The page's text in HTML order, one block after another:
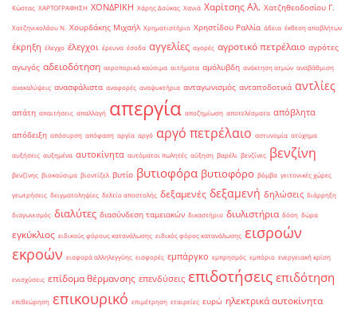
Κώστας ΧΑΡΤΟΓΡΑΦΗΣΗ ΧΟΝΔΡΙΚΗ Χάρης Δούκας Χανιά Χαρίτσης Αλ. Χατζηθεοδοσίου Γ.
Χατζηνικολάου Ν. Χουρδάκης Μιχαήλ Χρηματιστήριο Χρηστίδου Ραλλία άδεια έκθεση αποβλήτων
έκρηξη έλεγχο έλεγχοι έρευνα έσοδα αγγελίες αγορές αγροτικό πετρέλαιο αγρότες
αγωγός αδειοδότηση αεροπορικά καύσιμα αιτήματα αμόλυβδη ανάκτηση ατμών αναβάθμιση
ανακαλύψεις ανασφάλιστα αναφορές αναψυκτήρια ανταγωνισμός ανταποδοτικά αντλίες
απάτη απαιτήσεις απαλλαγή απεργία αποζημίωση αποτελέσματα απόβλητα
απόδειξη απόσυρση απόφαση αργία αργό αργό πετρέλαιο αστυνομία ατύχημα
αυξήσεις αυξημένα αυτοκίνητα αυτόματοι πωλητές αύξηση βαρέλι βενζίνες βενζίνη
βενζίνης βιοκαύσιμα βιοντίζελ βυτίο βυτιοφόρα βυτιοφόρο βόμβα γειτονικές χώρες
γεωτρήσεις δειγματοληψίες δελτίο αποστολής δεξαμενές δεξαμενή δηλώσεις διάρρηξη
διαγωνισμός διαλύτες διασύνδεση ταμειακών δικαστήριο διυλιστήρια δόση δώρα
εγκύκλιος ειδικούς φόρους κατανάλωσης ειδικός φόρος κατανάλωσης εισροών
εκροών εισφορά αλληλεγγύης εισφορές εμπάργκο εμπρησμός εμπόριο ενεργειακή κρίση
ενισχύσεις επίδομα θέρμανσης επενδύσεις επιδοτήσεις επιδότηση
επιθεώρηση επικουρικό επιμέτρηση εταιρείες ευρώ ηλεκτρικά αυτοκίνητα